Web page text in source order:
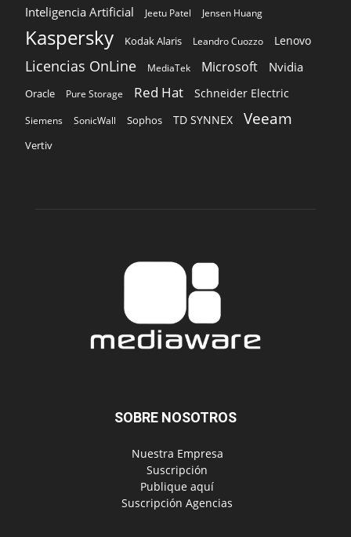
Inteligencia Artificial Jeetu Patel Jensen Huang
Kaspersky Kodak Alaris Leandro Cuozzo Lenovo
Licencias OnLine MediaTek Microsoft Nvidia
Oracle Pure Storage Red Hat Schneider Electric
Siemens SonicWall Sophos TD SYNNEX Veeam
Vertiv
SOBRE NOSOTROS
‎ Nuestra Empresa
‎ Suscripción
‎ Publique aquí
‎ Suscripción Agencias